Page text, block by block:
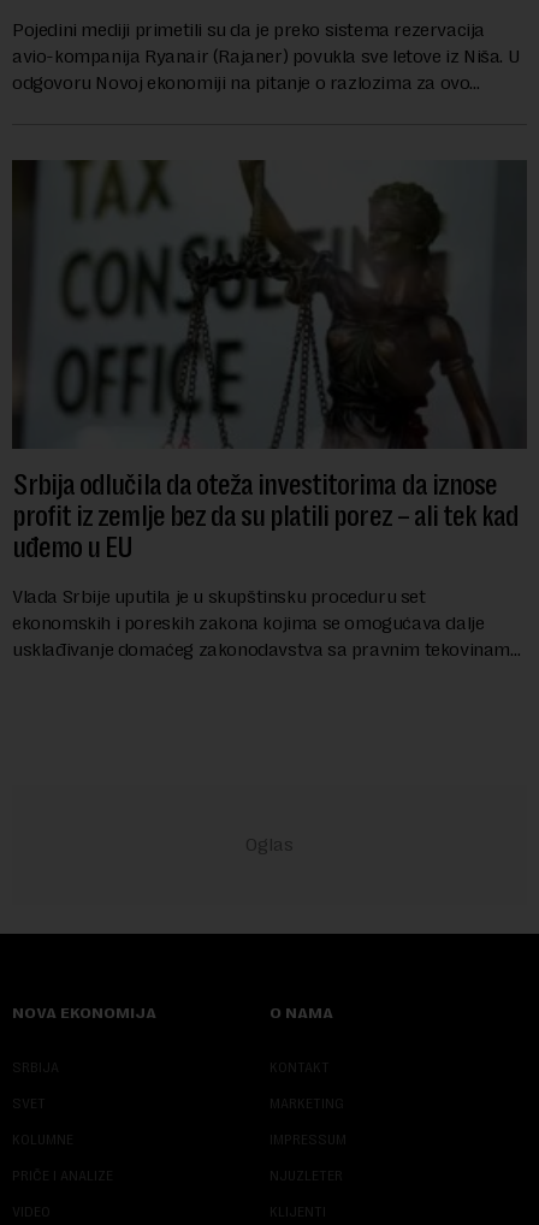
Pojedini mediji primetili su da je preko sistema rezervacija
avio-kompanija Ryanair (Rajaner) povukla sve letove iz Niša. U
odgovoru Novoj ekonomiji na pitanje o razlozima za ovo
Srbija odlučila da oteža investitorima da iznose
profit iz zemlje bez da su platili porez – ali tek kad
uđemo u EU
Vlada Srbije uputila je u skupštinsku proceduru set
ekonomskih i poreskih zakona kojima se omogućava dalje
usklađivanje domaćeg zakonodavstva sa pravnim tekovinama
NOVA EKONOMIJA
SRBIJA
SVET
KOLUMNE
PRIČE I ANALIZE
VIDEO
O NAMA
KONTAKT
MARKETING
IMPRESSUM
NJUZLETER
KLIJENTI